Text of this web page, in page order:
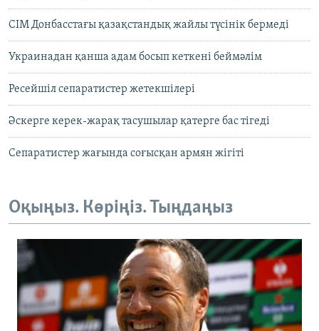
СІМ Донбасстағы қазақстандық жайлы түсінік бермеді
Украинадан қанша адам босып кеткені беймәлім
Ресейшіл сепаратистер жетекшілері
Әскерге керек-жарақ тасушылар қатерге бас тігеді
Сепаратистер жағында соғысқан армян жігіті
Оқыңыз. Көріңіз. Тыңдаңыз